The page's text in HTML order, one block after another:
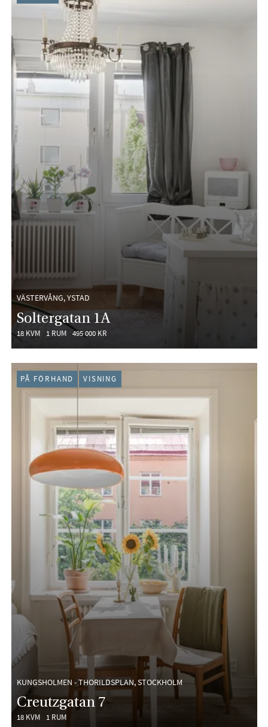
VÄSTERVÅNG, YSTAD
Soltergatan 1A
18 KVM 1 RUM 495 000 KR
KUNGSHOLMEN - THORILDSPLAN, STOCKHOLM
Creutzgatan 7
18 KVM 1 RUM
PÅ FÖRHAND VISNING